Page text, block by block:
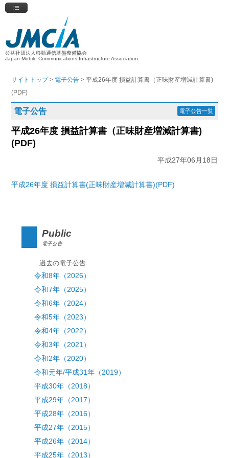
公益社団法人移動通信基盤整備協会
Japan Mobile Communications Infrastructure Association
サイトトップ> 電子公告 > 平成26年度 損益計算書（正味財産増減計算書)
(PDF)
電子公告 電子公告一覧
平成26年度 損益計算書（正味財産増減計算書)
(PDF)
平成27年06月18日
平成26年度 損益計算書(正味財産増減計算書)(PDF)
Public
電子公告
過去の電子公告
令和8年（2026）
令和7年（2025）
令和6年（2024）
令和5年（2023）
令和4年（2022）
令和3年（2021）
令和2年（2020）
令和元年/平成31年（2019）
平成30年（2018）
平成29年（2017）
平成28年（2016）
平成27年（2015）
平成26年（2014）
平成25年（2013）